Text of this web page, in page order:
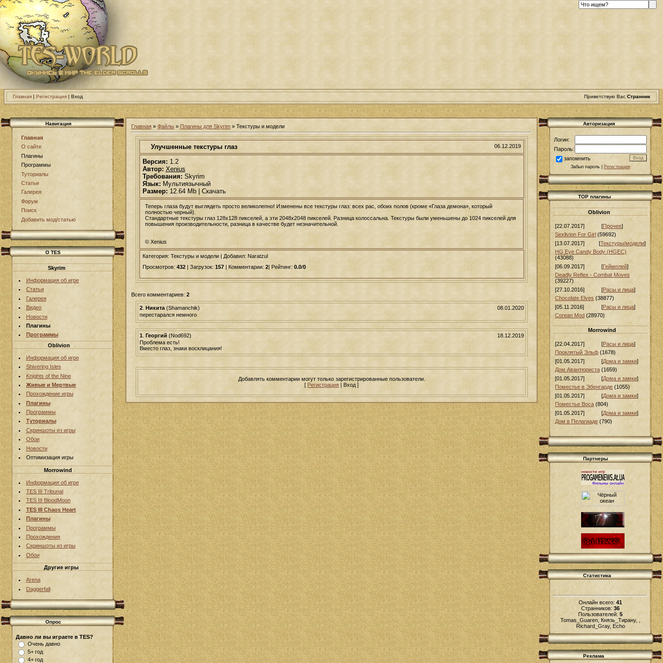
Главная | Регистрация | Вход Приветствую Вас Странник
Навигация
Главная
О сайте
Плагины
Программы
Туториалы
Статьи
Галерея
Форум
Поиск
Добавить мод/статью
О TES
Skyrim
Информация об игре
Статьи
Галерея
Видео
Новости
Плагины
Программы
Oblivion
Информация об игре
Shivering Isles
Knights of the Nine
Живые и Мертвые
Прохождение игры
Плагины
Программы
Туториалы
Скриншоты из игры
Обои
Новости
Оптимизация игры
Morrowind
Информация об игре
TES III Tribunal
TES III BloodMoon
TES III Chaos Heart
Плагины
Программы
Прохождения
Скриншоты из игры
Обои
Другие игры
Arena
Daggerfall
Опрос
Давно ли вы играете в TES?
Очень давно
5+ год
4+ год
Главная » Файлы » Плагины для Skyrim » Текстуры и модели
Улучшенные текстуры глаз 06.12.2019
Версия: 1.2
Автор: Xenius
Требования: Skyrim
Язык: Мультиязычный
Размер:12.64 Mb | Скачать
Теперь глаза будут выглядеть просто великолепно! Изменены все текстуры глаз: всех рас, обоих полов (кроме «Глаза демона», который
полностью черный).
Стандартные текстуры глаз 128х128 пикселей, а эти 2048x2048 пикселей. Разница колоссальна. Текстуры были уменьшены до 1024 пикселей для
повышения производительности, разница в качестве будет незначительной.
© Xenius
Категория: Текстуры и модели | Добавил: Naratzul
Просмотров: 432| Загрузок: 157| Комментарии: 2| Рейтинг: 0.0/0
Всего комментариев: 2
08.01.2020
2. Никита(Shamanchik)
перестарался немного
18.12.2019
1. Георгий (Nod692)
Проблема есть!
Вместо глаз, знаки восклицания!
Добавлять комментарии могут только зарегистрированные пользователи.
[ Регистрация | Вход ]
Авторизация
Логин:
Пароль:
запомнить
Забыл пароль | Регистрация
TOP плагины
Oblivion
[22.07.2017] [Прочее]
Sexlivion For Girl (59692)
[13.07.2017]
[Текстуры/модели]
HG Eye Candy Body (HGEC)
(43088)
[06.09.2017]
[Геймплей]
Deadly Reflex - Combat Moves
(39227)
[27.10.2016]
[Расы и лица]
Chocolate Elves (38877)
[05.11.2016]
[Расы и лица]
Corean Mod (28970)
Morrowind
[22.04.2017] [Расы и лица]
Проклятый Эльф (1678)
[01.05.2017]
[Дома и замки]
Дом Авантюриста (1659)
[01.05.2017]
[Дома и замки]
Поместье в Эбенгарде (1055)
[01.05.2017]
[Дома и замки]
Поместье Воса (804)
[01.05.2017]
[Дома и замки]
Дом в Пелагиаде (790)
Партнеры
Статистика
Онлайн всего: 41
Странников: 36
Пользователей: 5
Tomas_Guaren, Князь_Тирану, ,
Richard_Gray, Echo
Реклама